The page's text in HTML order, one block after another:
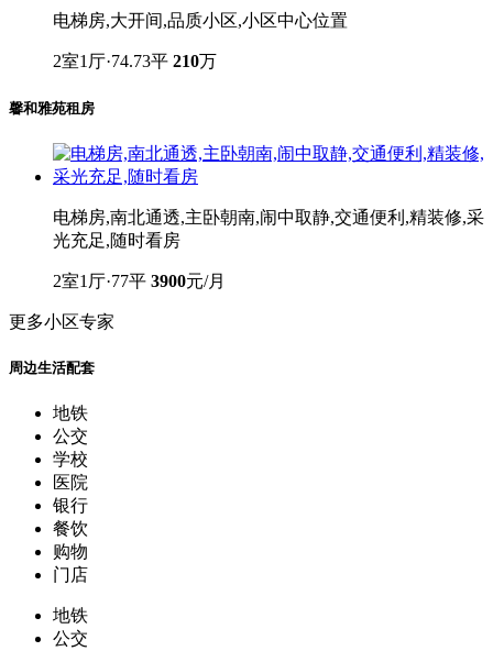
电梯房,大开间,品质小区,小区中心位置
2室1厅·74.73平 210万
馨和雅苑租房
电梯房,南北通透,主卧朝南,闹中取静,交通便利,精装修,采
光充足,随时看房
2室1厅·77平 3900元/月
更多小区专家
周边生活配套
地铁
公交
学校
医院
银行
餐饮
购物
门店
地铁
公交